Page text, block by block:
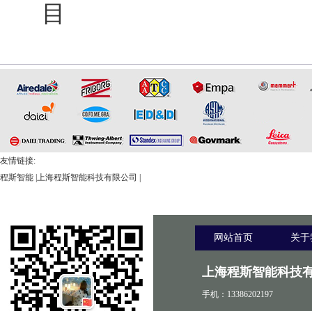
目
友情链接:
程斯智能 上海程斯智能科技有限公司
网站首页 关
上海程斯智能科技
手机：13386202197